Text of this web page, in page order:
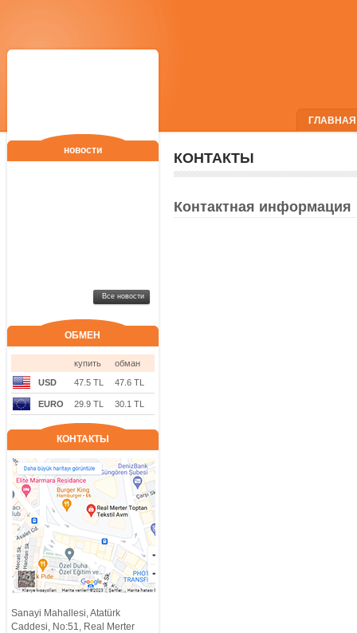
ГЛАВНАЯ
новости
Все новости
ОБМЕН
купить
обман
USD
47.5 TL 47.6 TL
EURO 29.9 TL 30.1 TL
КОНТАКТЫ
Sanayi Mahallesi, Atatürk
Caddesi, No:51, Real Merter
КОНТАКТЫ
Контактная информация